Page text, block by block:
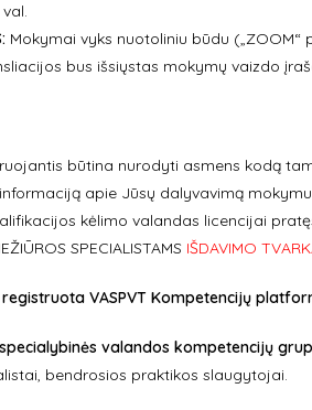
Mokymai vyks nuotoliniu būdu
bus išsiųstas mokymų vaizdo
būtina nurodyti asmens kodą
apie Jūsų dalyvavimą
kėlimo valandas licencijai
SPECIALISTAMS IŠDAVIMO
VASPVT Kompetencijų
valandos kompetencijų
bendrosios praktikos slaugytojai.